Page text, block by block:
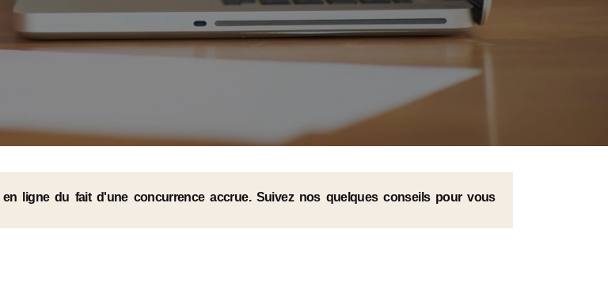
ligne du fait d'une concurrence accrue. Suivez nos quelques conseils pour vous